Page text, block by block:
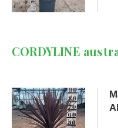
CORDYLINE